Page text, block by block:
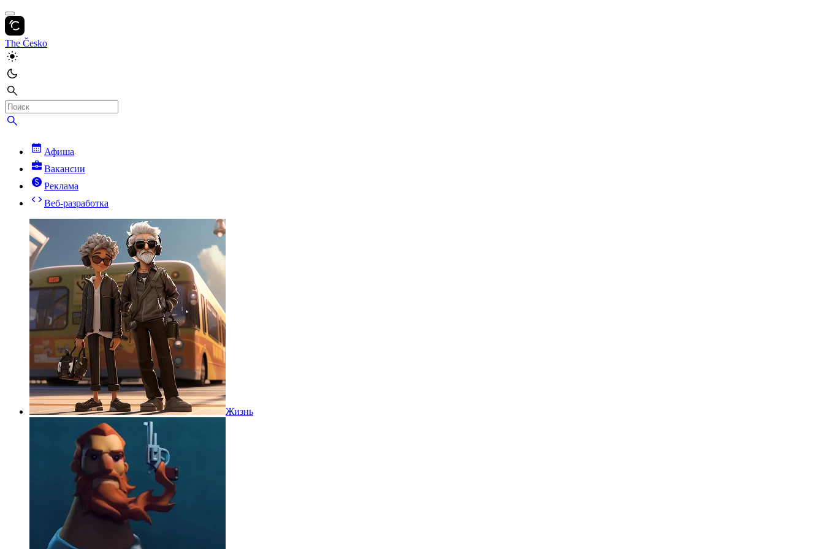
The Česko
Афиша
Вакансии
Реклама
Веб-разработка
Жизнь